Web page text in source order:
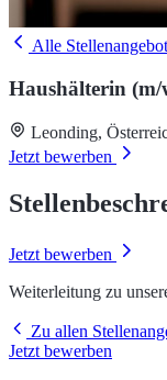
Alle
Haushälterin (m/
Leonding,
Jetzt bewerben
Jetzt bewerben
Weiterleitung zu
Zu allen
Jetzt bewerben